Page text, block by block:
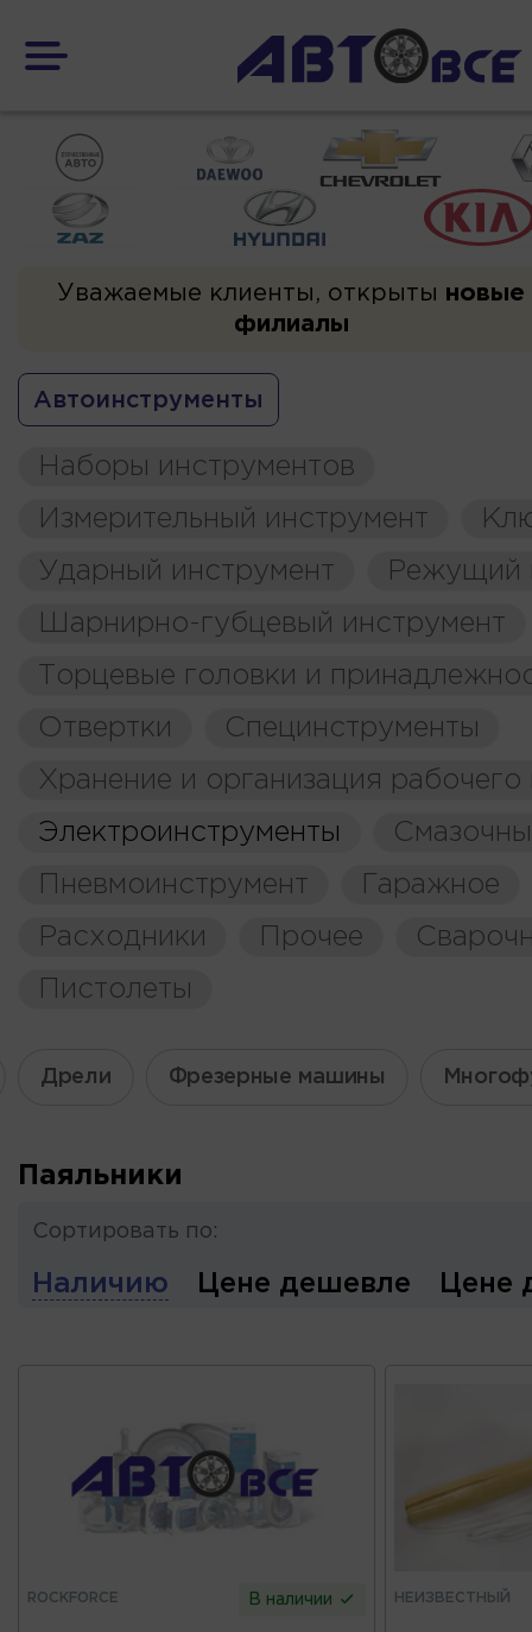
Уважаемые клиенты, открыты новые
филиалы
Автоинструменты
Наборы инструментов
Измерительный инструмент
Ударный инструмент
Режущий
Шарнирно-губцевый инструмент
Торцевые головки и
Отвертки
Специнструменты
Хранение и организация рабочего
Электроинструменты
Пневмоинструмент
Гаражное
Расходники
Прочее
Пистолеты
Дрели Фрезерные машины
Паяльники
Сортировать по:
Наличию Цене дешевле Цене
ROCKFORCE В наличии НЕИЗВЕСТНЫЙ